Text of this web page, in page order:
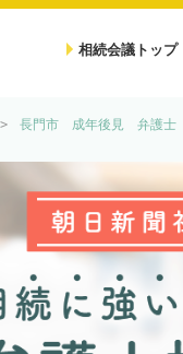
相続会議トップ
長門市 成年後見 弁護士